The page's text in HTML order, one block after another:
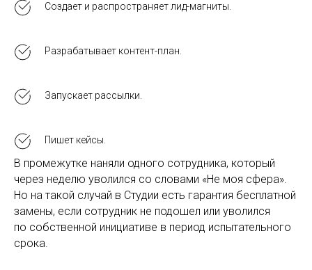
Создает и распространяет лид-магниты.
Разрабатывает контент-план.
Запускает рассылки.
Пишет кейсы.
В промежутке наняли одного сотрудника, который
через неделю уволился со словами «Не моя сфера».
Но на такой случай в Студии есть гарантия бесплатной
замены, если сотрудник не подошел или уволился
по собственной инициативе в период испытательного
срока.